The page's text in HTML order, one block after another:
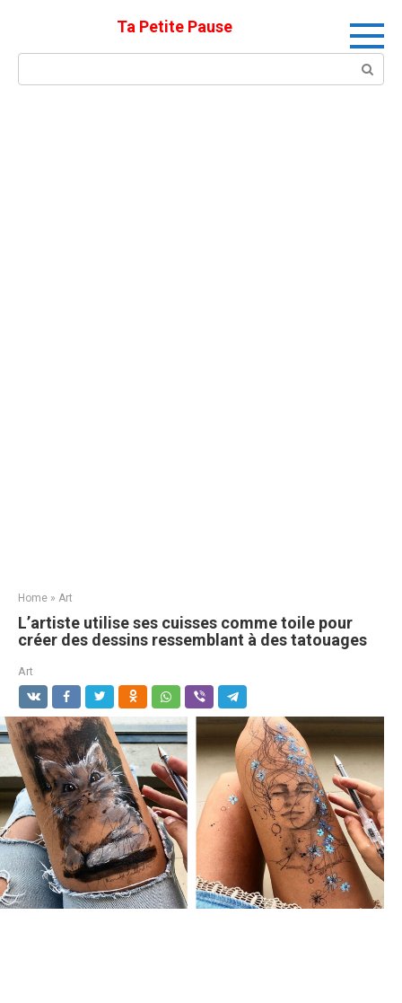
Ta Petite Pause
Search:
Home » Art
L’artiste utilise ses cuisses comme toile pour
créer des dessins ressemblant à des tatouages
Art